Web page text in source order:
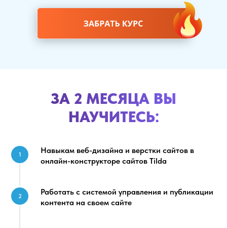
ЗА 2 МЕСЯЦА ВЫ
НАУЧИТЕСЬ:
1
Навыкам веб-дизайна и верстки сайтов в
онлайн-конструкторе сайтов Tilda
2
Работать с системой управления и публикации
контента на своем сайте